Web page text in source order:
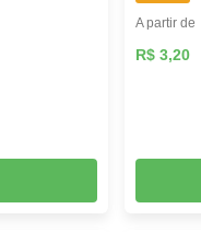
A partir de
R$ 3,20